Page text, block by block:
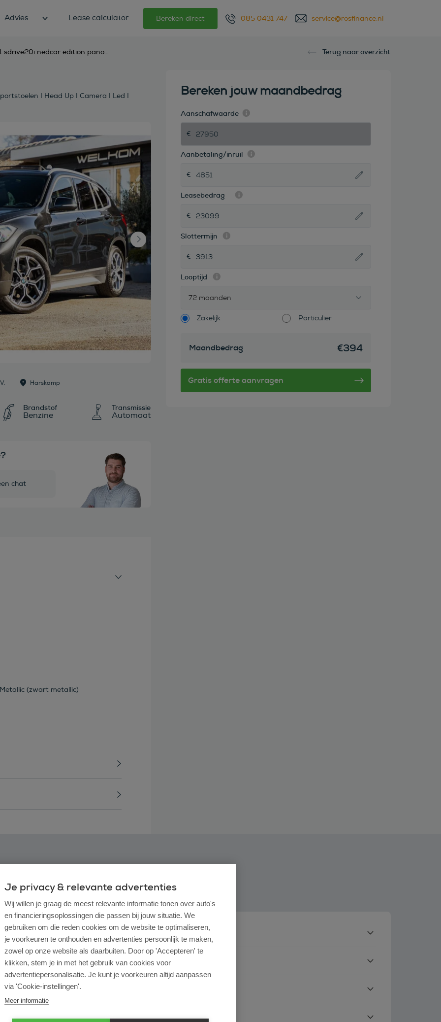
Advies Lease calculator Bereken direct 085 0431 747 service@rosfinance.nl
bmw x1 sdrive20i nedcar edition panoramadak i leder i sportstoelen i head up i camera i led i trekha Terug naar overzicht
I Head Up I Camera I Led I
Harskamp
Brandstof
Benzine
Transmissie
Automaat
chat
(zwart metallic)
Bereken jouw maandbedrag
Aanschafwaarde
Aanbetaling/inruil
Leasebedrag
Slottermijn
Looptijd
72 maanden
Zakelijk Particulier
Maandbedrag €394
ondernemer?
operational lease?
ROS Finance?
Je privacy & relevante advertenties
Wij willen je graag de meest relevante informatie tonen over auto's
en financieringsoplossingen die passen bij jouw situatie. We
gebruiken om die reden cookies om de website te optimaliseren,
je voorkeuren te onthouden en advertenties persoonlijk te maken,
zowel op onze website als daarbuiten. Door op 'Accepteren' te
klikken, stem je in met het gebruik van cookies voor
advertentiepersonalisatie. Je kunt je voorkeuren altijd aanpassen
via 'Cookie-instellingen'.
Meer informatie